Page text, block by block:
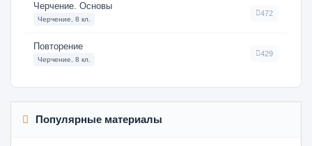
Черчение. Основы
Черчение, 8 кл.
472
Повторение
Черчение, 8 кл.
429
Популярные материалы